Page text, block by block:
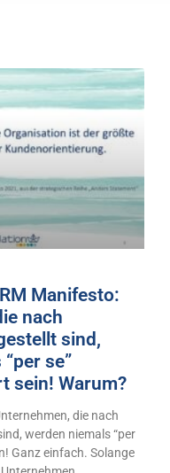
Manifesto:
nach
sind,
se”
sein! Warum?
die nach
werden niemals “per
Ganz einfach. Solange